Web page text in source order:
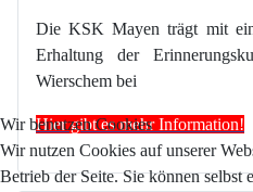
Die KSK Mayen trägt mit
Erhaltung der
Wierschem bei
Hier gibt es mehr Information!
Wir benutzen Cookies
Wir nutzen Cookies auf unserer
Betrieb der Seite. Sie können selbst